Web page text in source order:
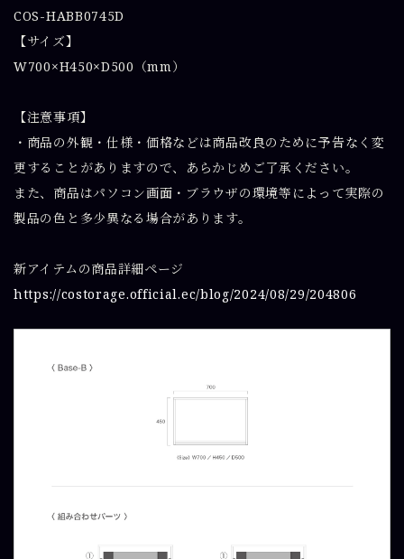
COS-HABB0745D
【サイズ】
W700×H450×D500（mm）
【注意事項】
・商品の外観・仕様・価格などは商品改良のために予告なく変
更することがありますので、あらかじめご了承ください。
また、商品はパソコン画面・ブラウザの環境等によって実際の
製品の色と多少異なる場合があります。
新アイテムの商品詳細ページ
https://costorage.official.ec/blog/2024/08/29/204806